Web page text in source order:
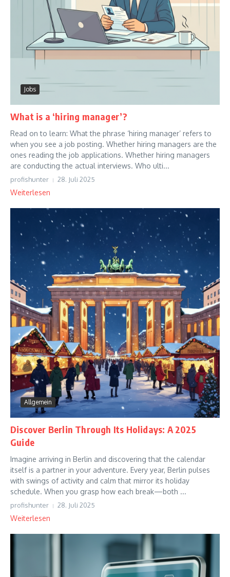
Jobs
What is a ‘hiring manager’?
Read on to learn: What the phrase ‘hiring manager’ refers to
when you see a job posting. Whether hiring managers are the
ones reading the job applications. Whether hiring managers
are conducting the actual interviews. Who ulti...
profishunter 28. Juli 2025
Weiterlesen
Allgemein
Discover Berlin Through Its Holidays: A 2025
Guide
Imagine arriving in Berlin and discovering that the calendar
itself is a partner in your adventure. Every year, Berlin pulses
with swings of activity and calm that mirror its holiday
schedule. When you grasp how each break—both ...
profishunter 28. Juli 2025
Weiterlesen